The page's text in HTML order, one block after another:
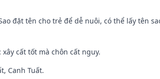
đặt tên cho trẻ để dễ nuôi, có thể lấy tên
cất tốt mà chôn cất nguy.
Canh Tuất.